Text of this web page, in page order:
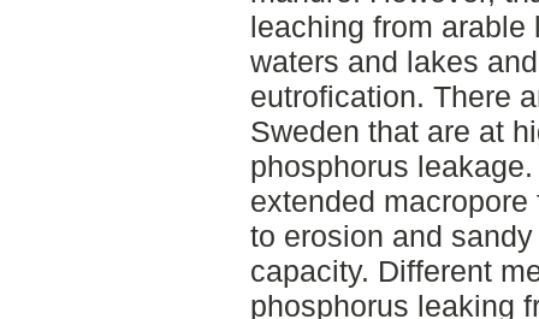
leaching from arable
waters and lakes
eutrofication. There
Sweden that are at
phosphorus
extended
to erosion and
capacity. Different
phosphorus leaking